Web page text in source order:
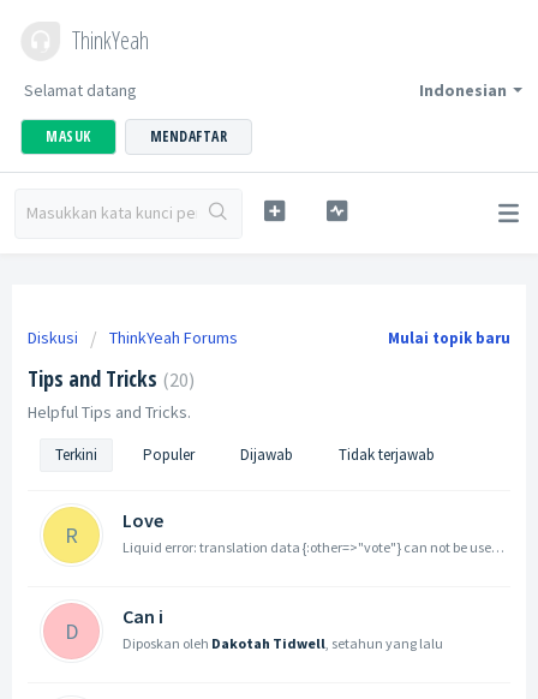
ThinkYeah
Indonesian
Selamat datang
MASUK MENDAFTAR
Mulai topik baru
Diskusi ThinkYeah Forums
Tips and Tricks 20
Helpful Tips and Tricks.
Terkini Populer Dijawab Tidak terjawab
R
Love
Liquid error: translation data {:other=>"vote"} can not be used with :count => 1. key 'one' is missing.
D
Can i
Diposkan oleh Dakotah Tidwell, setahun yang lalu